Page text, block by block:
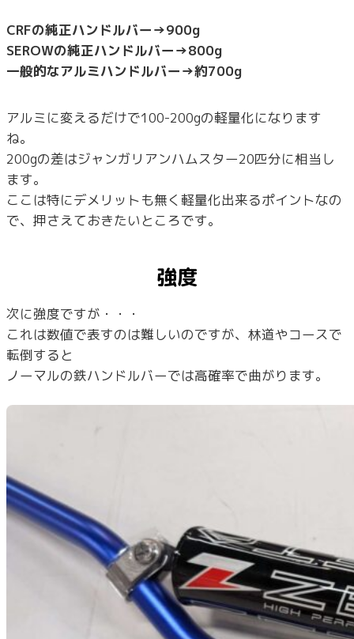
CRFの純正ハンドルバー→900g
SEROWの純正ハンドルバー→800g
一般的なアルミハンドルバー→約700g
アルミに変えるだけで100-200gの軽量化になります
ね。
200gの差はジャンガリアンハムスター20匹分に相当し
ます。
ここは特にデメリットも無く軽量化出来るポイントなの
で、押さえておきたいところです。
強度
次に強度ですが・・・
これは数値で表すのは難しいのですが、林道やコースで
転倒すると
ノーマルの鉄ハンドルバーでは高確率で曲がります。